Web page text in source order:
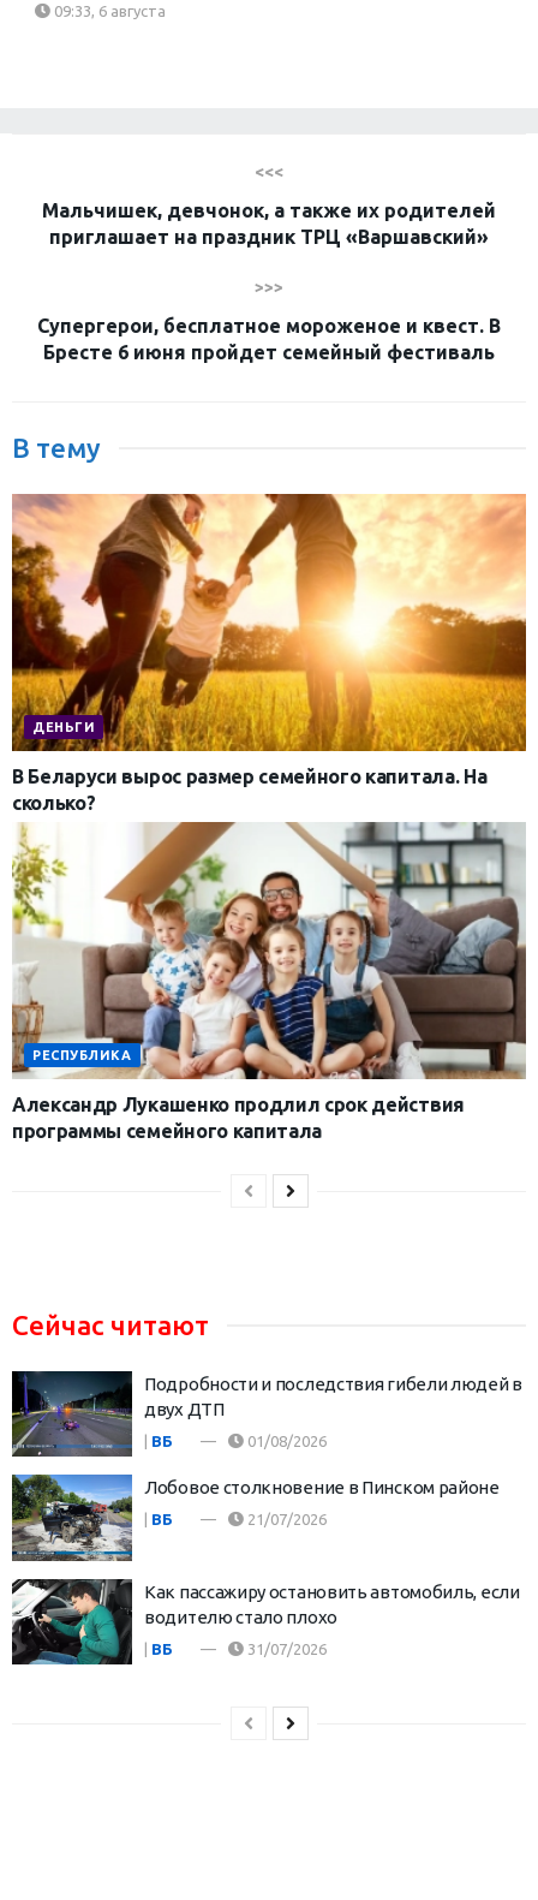
09:33, 6 августа
<<<
Мальчишек, девчонок, а также их родителей
приглашает на праздник ТРЦ «Варшавский»
>>>
Супергерои, бесплатное мороженое и квест. В
Бресте 6 июня пройдет семейный фестиваль
В тему
ДЕНЬГИ
В Беларуси вырос размер семейного капитала. На
сколько?
РЕСПУБЛИКА
Александр Лукашенко продлил срок действия
программы семейного капитала
Сейчас читают
Подробности и последствия гибели людей в
двух ДТП
| ВБ 01/08/2026
Лобовое столкновение в Пинском районе
ВБ 21/07/2026
Как пассажиру остановить автомобиль, если
водителю стало плохо
| ВБ 31/07/2026